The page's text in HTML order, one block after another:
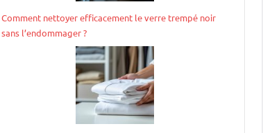
Comment nettoyer efficacement le verre trempé noir
sans l’endommager ?